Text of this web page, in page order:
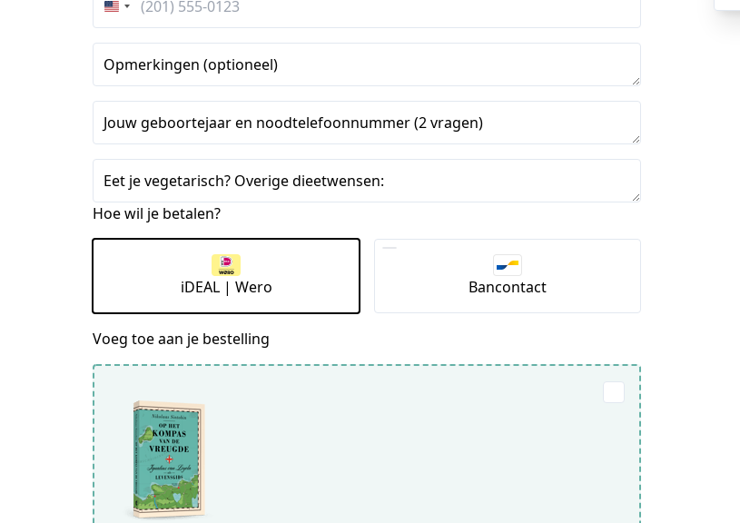
Verenigde
Staten
+1
Opmerkingen (optioneel)
Jouw geboortejaar en noodtelefoonnummer (2 vragen)
Eet je vegetarisch? Overige dieetwensen:
Hoe wil je betalen?
iDEAL | Wero Bancontact
Voeg toe aan je bestelling